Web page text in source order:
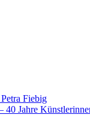
Fiebig
Jahre